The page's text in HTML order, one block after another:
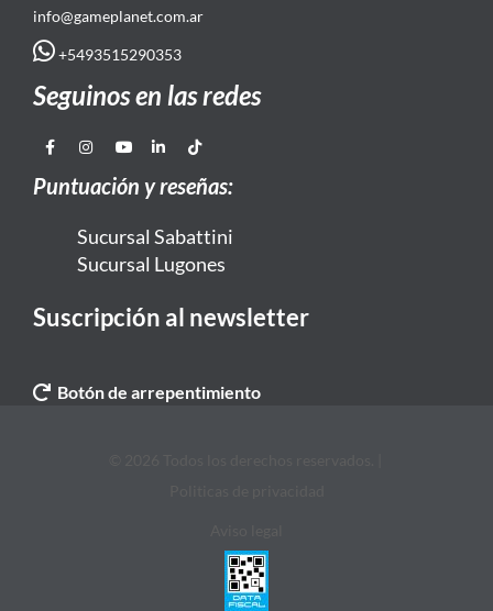
info@gameplanet.com.ar
+5493515290353
Seguinos en las redes
Puntuación y reseñas:
Sucursal Sabattini
Sucursal Lugones
Suscripción al newsletter
Botón de arrepentimiento